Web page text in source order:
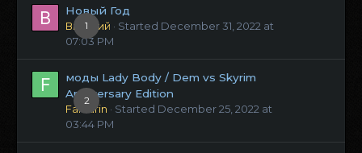
1
Новый Год
Виталий · Started December 31, 2022 at
07:03 PM
2
моды Lady Body / Dem vs Skyrim
Anniversary Edition
Fanfarin · Started December 25, 2022 at
03:44 PM